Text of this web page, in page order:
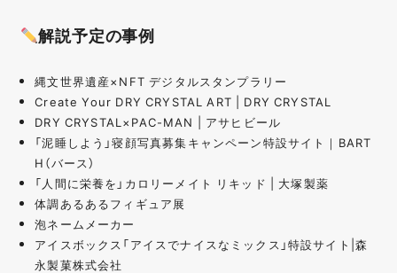
解説予定の事例
縄文世界遺産×NFT デジタルスタンプラリー
Create Your DRY CRYSTAL ART | DRY CRYSTAL
DRY CRYSTAL×PAC-MAN | アサヒビール
「泥睡しよう」寝顔写真募集キャンペーン特設サイト｜BART
H（バース）
「人間に栄養を」カロリーメイト リキッド | 大塚製薬
体調あるあるフィギュア展
泡ネームメーカー
アイスボックス「アイスでナイスなミックス」特設サイト|森
永製菓株式会社